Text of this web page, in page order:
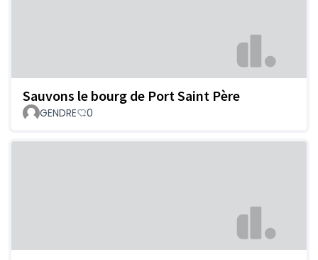
Sauvons le bourg de Port Saint Père
GENDRE 0